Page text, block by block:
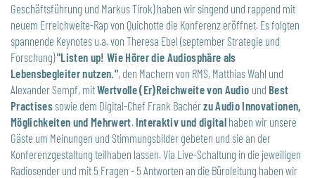
Geschäftsführung und Markus Tirok) haben wir singend und rappend mit
neuem Erreichweite-Rap von Quichotte die Konferenz eröffnet. Es folgten
spannende Keynotes u.a. von Theresa Ebel (september Strategie und
Forschung)"Listen up! Wie Hörer die Audiosphäre als
Lebensbegleiter nutzen.", den Machern von RMS, Matthias Wahl und
Alexander Sempf, mitWertvolle (Er)Reichweite von Audio und Best
Practisessowie dem Digital-Chef Frank Bachérzu Audio Innovationen,
Möglichkeiten und Mehrwert. Interaktiv und digital haben wir unsere
Gäste um Meinungen und Stimmungsbilder gebeten und sie an der
Konferenzgestaltung teilhaben lassen. Via Live-Schaltung in die jeweiligen
Radiosender und mit 5 Fragen - 5 Antworten an die Büroleitung haben wir